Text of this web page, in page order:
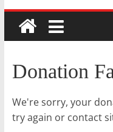
f
r
e
r
Donation
We're sorry, your
try again or contact